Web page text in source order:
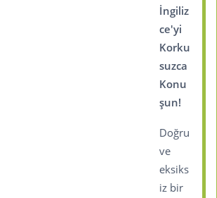
İngiliz
ce'yi
Korku
suzca
Konu
şun!
Doğru
ve
eksiks
iz bir